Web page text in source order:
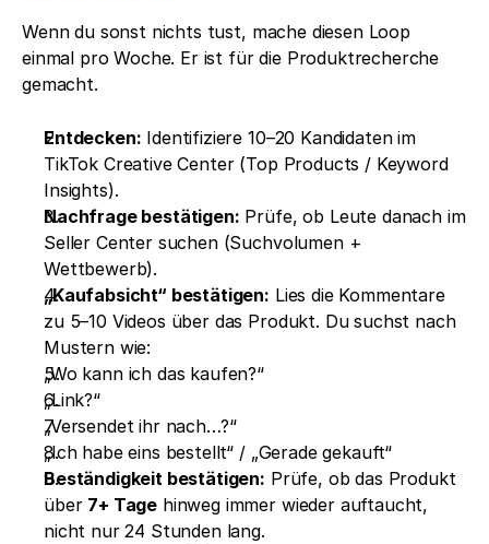
Wenn du sonst nichts tust, mache diesen Loop
einmal pro Woche. Er ist für die Produktrecherche
gemacht.
Entdecken: Identifiziere 10–20 Kandidaten im
TikTok Creative Center (Top Products / Keyword
Insights).
Nachfrage bestätigen: Prüfe, ob Leute danach im
Seller Center suchen (Suchvolumen +
Wettbewerb).
„Kaufabsicht“ bestätigen: Lies die Kommentare
zu 5–10 Videos über das Produkt. Du suchst nach
Mustern wie:
„Wo kann ich das kaufen?“
„Link?“
„Versendet ihr nach…?“
„Ich habe eins bestellt“ / „Gerade gekauft“
Beständigkeit bestätigen: Prüfe, ob das Produkt
über 7+ Tage hinweg immer wieder auftaucht,
nicht nur 24 Stunden lang.